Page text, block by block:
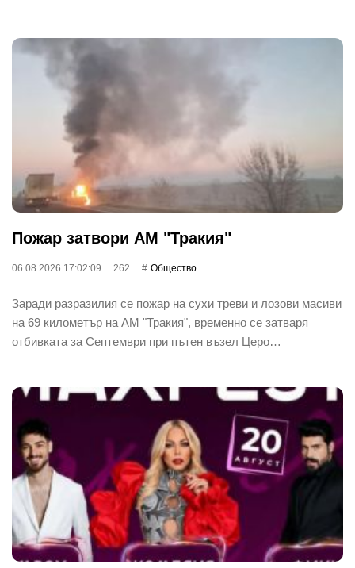
Пожар затвори АМ "Тракия"
06.08.2026 17:02:09 262 Общество
Заради разразилия се пожар на сухи треви и лозови масиви
на 69 километър на АМ "Тракия", временно се затваря
отбивката за Септември при пътен възел Церо…